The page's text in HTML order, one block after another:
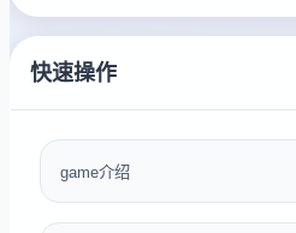
快速操作
game介绍